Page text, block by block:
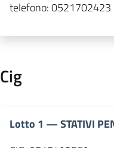
telefono:0521702423
Cig
Lotto 1 —STATIVI